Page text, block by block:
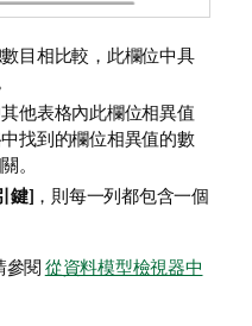
目相比較，此欄位中具
他表格內此欄位相異值
找到的欄位相異值的數
。
鍵] ，則每一列都包含一個
參閱 從資料模型檢視器中